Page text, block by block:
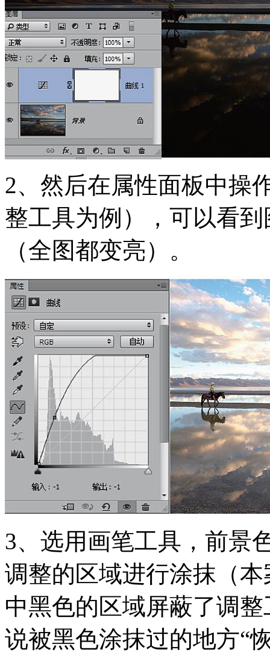
2、然后在属性面板中操
整工具为例），可以看
（全图都变亮）。
3、选用画笔工具，前景
调整的区域进行涂抹（
中黑色的区域屏蔽了调
说被黑色涂抹过的地方“